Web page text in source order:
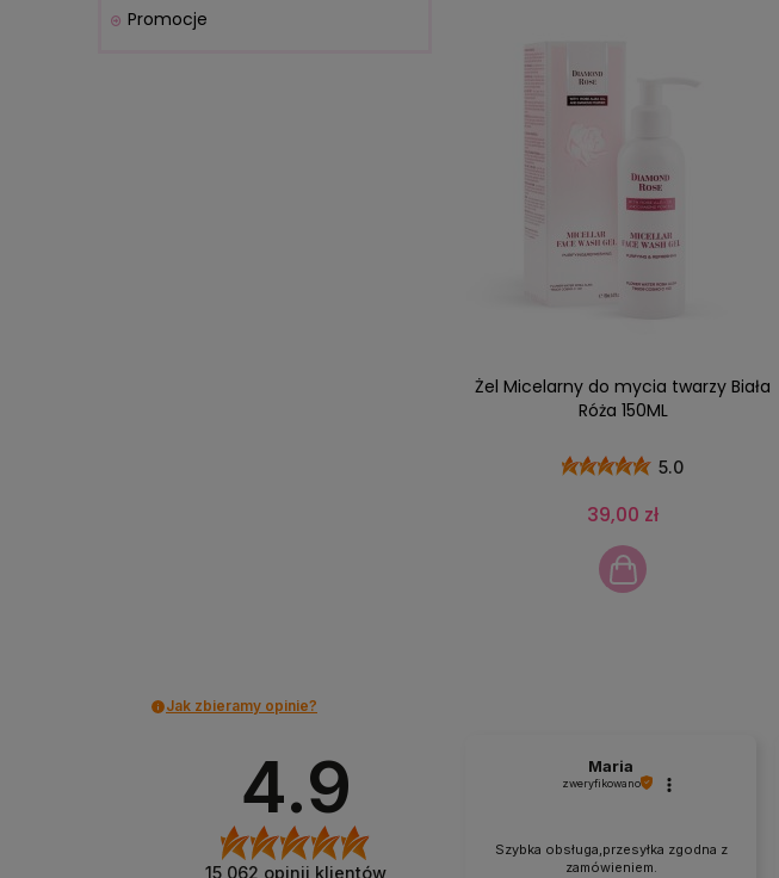
Promocje
Żel Micelarny do mycia twarzy Biała
Róża 150ML
5.0
39,00 zł
Jak zbieramy opinie?
4.9
15 062 opinii klientów
Maria
zweryfikowano
Szybka obsługa,przesyłka zgodna z
zamówieniem.